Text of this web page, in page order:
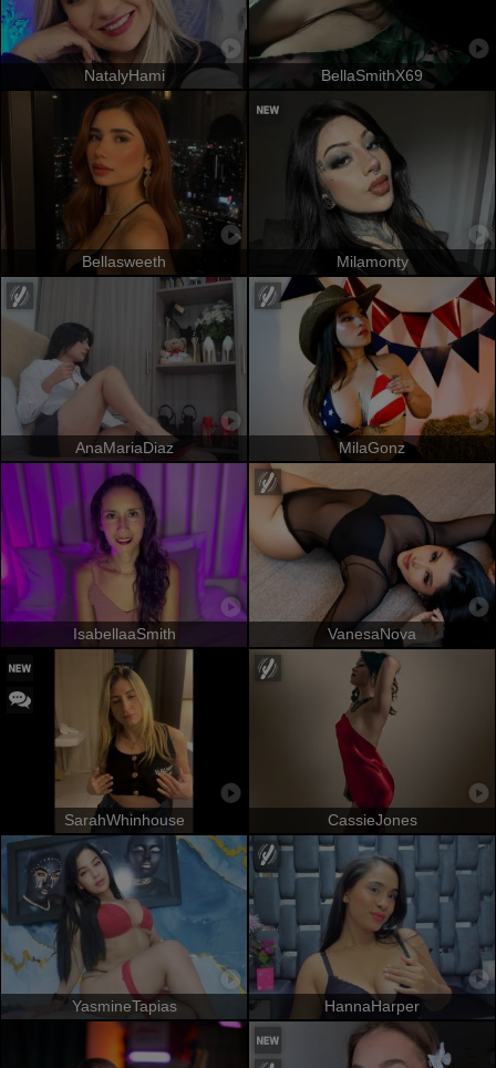
NatalyHami BellaSmithX69
Bellasweeth Milamonty
AnaMariaDiaz MilaGonz
IsabellaaSmith VanesaNova
SarahWhinhouse CassieJones
YasmineTapias HannaHarper